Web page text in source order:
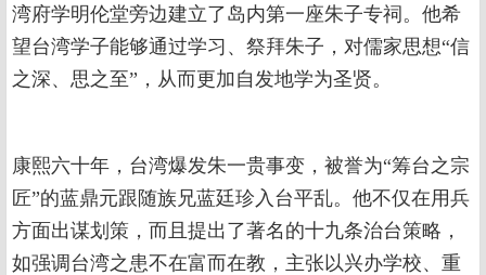
湾府学明伦堂旁边建立了岛内第一座朱子专祠。他希
望台湾学子能够通过学习、祭拜朱子，对儒家思想“信
之深、思之至”，从而更加自发地学为圣贤。
康熙六十年，台湾爆发朱一贵事变，被誉为“筹台之宗
匠”的蓝鼎元跟随族兄蓝廷珍入台平乱。他不仅在用兵
方面出谋划策，而且提出了著名的十九条治台策略，
如强调台湾之患不在富而在教，主张以兴办学校、重